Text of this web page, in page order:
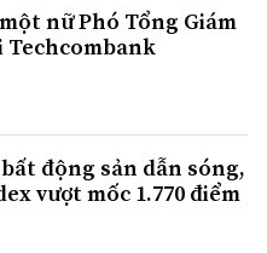
nữ Phó Tổng Giám
Techcombank
động sản dẫn sóng,
vượt mốc 1.770 điểm